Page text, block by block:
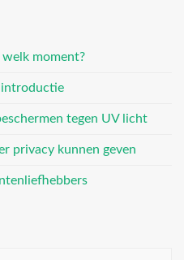
moment?
introductie
tegen UV licht
privacy kunnen geven